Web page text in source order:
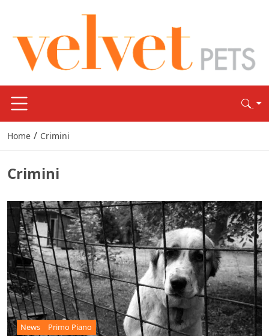
Home / Crimini
Crimini
News Primo Piano